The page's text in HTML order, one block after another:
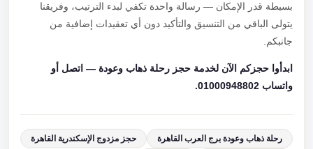
بسيطة قدر الإمكان — رسالة واحدة تكفي لبدء الترتيب، وفريقنا
يتولى الباقي من التنسيق والتأكيد دون أي تعقيدات إضافية من
جانبكم.
ابدأوا حجزكم الآن لخدمة حجز رحلة ذهاب وعودة — اتصل أو
واتساب 01000948802.
رحلة ذهاب وعودة برج العرب القاهرة
حجز مزدوج الإسكندرية القاهرة